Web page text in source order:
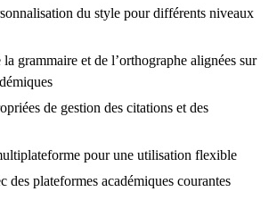
du style pour différents niveaux
grammaire et de l’orthographe alignées sur
de gestion des citations et des
pour une utilisation flexible
des plateformes académiques courantes